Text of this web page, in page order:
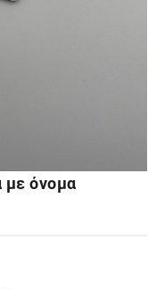
με όνομα